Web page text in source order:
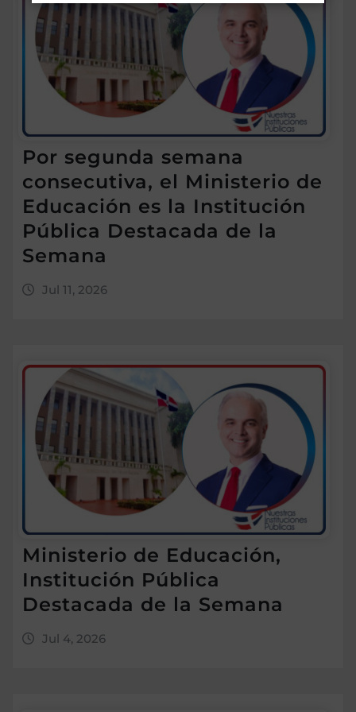
Por segunda semana
consecutiva, el Ministerio de
Educación es la Institución
Pública Destacada de la
Semana
Jul 11, 2026
Ministerio de Educación,
Institución Pública
Destacada de la Semana
Jul 4, 2026